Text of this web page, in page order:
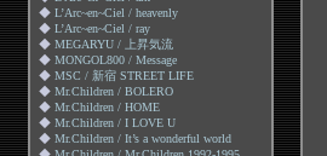
◆ L’Arc~en~Ciel / heavenly
◆ L’Arc~en~Ciel / ray
◆ MEGARYU / 上昇気流
◆ MONGOL800 / Message
◆ MSC / 新宿 STREET LIFE
◆ Mr.Children / BOLERO
◆ Mr.Children / HOME
◆ Mr.Children / I LOVE U
◆ Mr.Children / It’s a wonderful world